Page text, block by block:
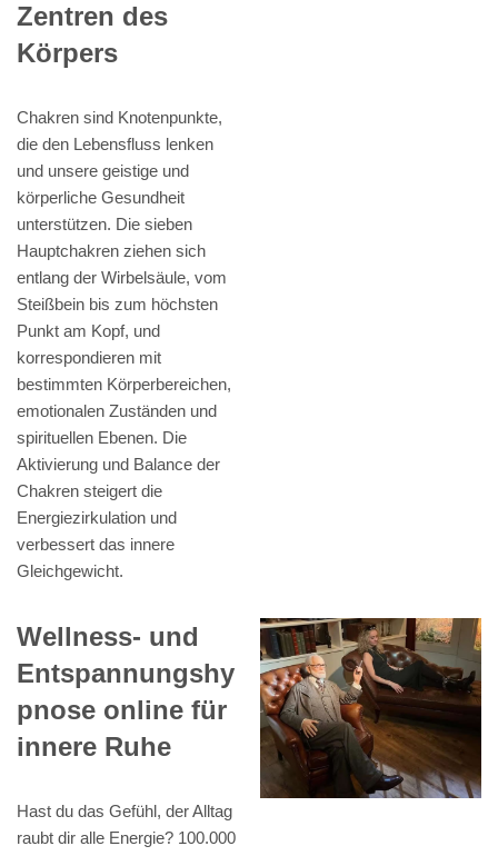
Zentren des
Körpers
Chakren sind Knotenpunkte,
die den Lebensfluss lenken
und unsere geistige und
körperliche Gesundheit
unterstützen. Die sieben
Hauptchakren ziehen sich
entlang der Wirbelsäule, vom
Steißbein bis zum höchsten
Punkt am Kopf, und
korrespondieren mit
bestimmten Körperbereichen,
emotionalen Zuständen und
spirituellen Ebenen. Die
Aktivierung und Balance der
Chakren steigert die
Energiezirkulation und
verbessert das innere
Gleichgewicht.
Wellness- und
Entspannungshy
pnose online für
innere Ruhe
Hast du das Gefühl, der Alltag
raubt dir alle Energie? 100.000